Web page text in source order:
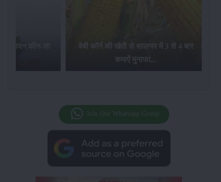
कौन-सा
बेबी कॉर्न की खेती से सालभर में 3 से 4 बार
कमाऐं मुनाफा...
Join Our Whatsapp Group